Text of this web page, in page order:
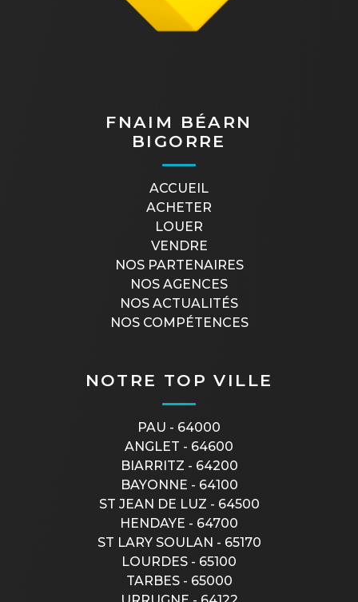
FNAIM BÉARN
BIGORRE
ACCUEIL
ACHETER
LOUER
VENDRE
NOS PARTENAIRES
NOS AGENCES
NOS ACTUALITÉS
NOS COMPÉTENCES
NOTRE TOP VILLE
PAU - 64000
ANGLET - 64600
BIARRITZ - 64200
BAYONNE - 64100
ST JEAN DE LUZ - 64500
HENDAYE - 64700
ST LARY SOULAN - 65170
LOURDES - 65100
TARBES - 65000